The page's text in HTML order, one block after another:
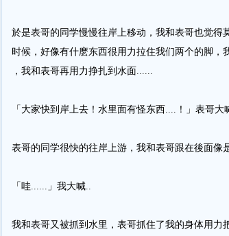
於是表哥的同学慢慢往岸上移动，我和表哥也觉得
时候，好像有什麽东西很用力拉住我们两个的脚，
，我和表哥再用力挣扎到水面......
「大家快到岸上去！水里面有怪东西....！」表哥大
表哥的同学很快的往岸上游，我和表哥跟在後面像
「哇......」我大喊..
我和表哥又被抓到水里，表哥抓住了我的身体用